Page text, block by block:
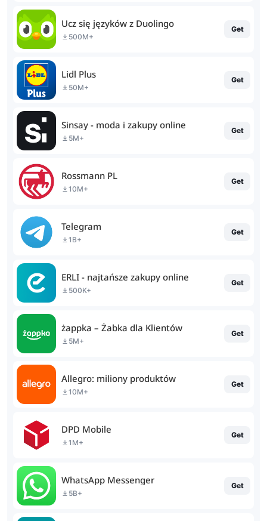
Ucz się języków z Duolingo
500M+
Get
Lidl Plus
50M+
Get
Sinsay - moda i zakupy online
5M+
Get
Rossmann PL
10M+
Get
Telegram
1B+
Get
ERLI - najtańsze zakupy online
500K+
Get
żappka – Żabka dla Klientów
5M+
Get
Allegro: miliony produktów
10M+
Get
DPD Mobile
1M+
Get
WhatsApp Messenger
5B+
Get